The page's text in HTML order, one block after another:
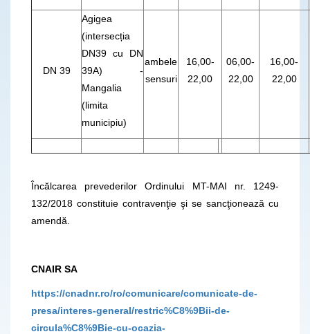
DN 39
Agigea
(intersecția
DN39 cu DN
39A) -
Mangalia
(limita
municipiu)
ambele
sensuri
16,00-
22,00
06,00-
22,00
16,00-
22,00
Încălcarea prevederilor Ordinului MT-MAI nr. 1249-
132/2018 constituie contravenţie şi se sancţionează cu
amendă.
CNAIR SA
https://cnadnr.ro/ro/comunicare/comunicate-de-
presa/interes-general/restric%C8%9Bii-de-
circula%C8%9Bie-cu-ocazia-